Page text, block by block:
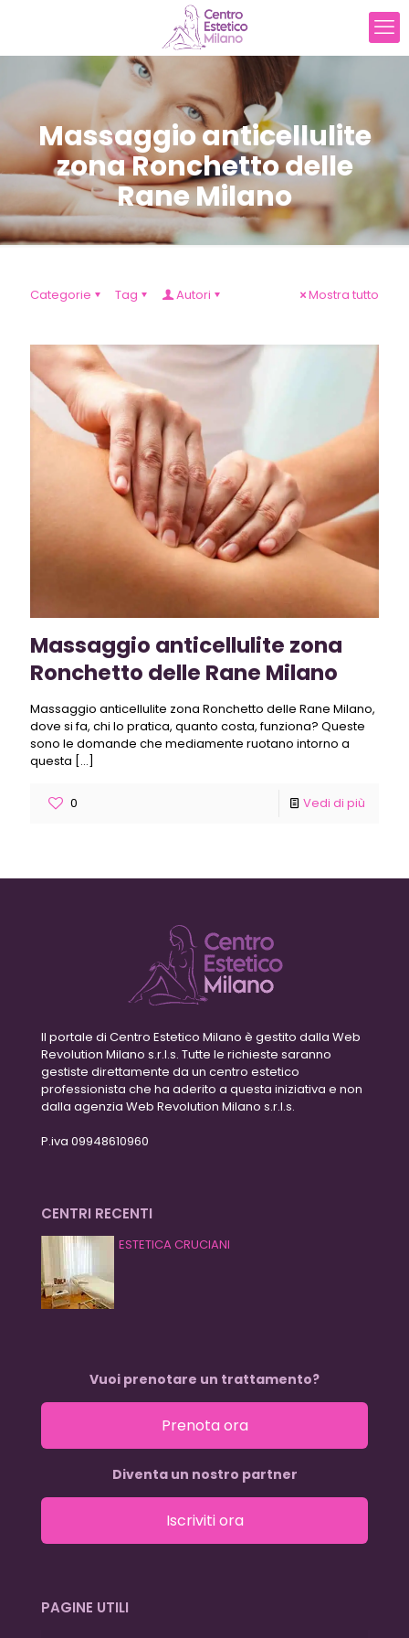
Massaggio anticellulite
zona Ronchetto delle
Rane Milano
Categorie Tag Autori Mostra tutto
Massaggio anticellulite zona
Ronchetto delle Rane Milano
Massaggio anticellulite zona Ronchetto delle Rane Milano,
dove si fa, chi lo pratica, quanto costa, funziona? Queste
sono le domande che mediamente ruotano intorno a
questa […]
0 Vedi di più
Il portale di Centro Estetico Milano è gestito dalla Web
Revolution Milano s.r.l.s. Tutte le richieste saranno
gestiste direttamente da un centro estetico
professionista che ha aderito a questa iniziativa e non
dalla agenzia Web Revolution Milano s.r.l.s.
P.iva 09948610960
CENTRI RECENTI
ESTETICA CRUCIANI
Vuoi prenotare un trattamento?
Prenota ora
Diventa un nostro partner
Iscriviti ora
PAGINE UTILI